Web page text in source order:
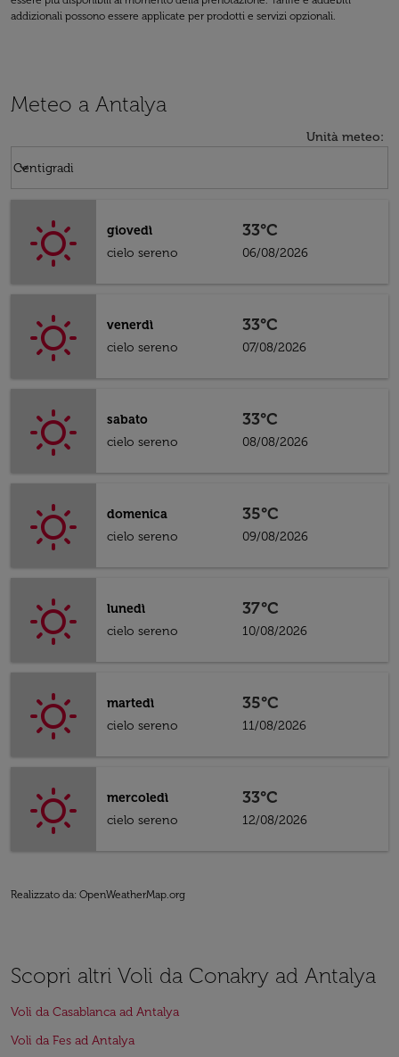
addizionali possono essere applicate per prodotti e servizi opzionali.
Meteo a Antalya
Unità meteo:
Centigradi
keyboard_arrow_down
giovedì
cielo sereno
33°C
06/08/2026
venerdì
cielo sereno
33°C
07/08/2026
sabato
cielo sereno
33°C
08/08/2026
domenica
cielo sereno
35°C
09/08/2026
lunedì
cielo sereno
37°C
10/08/2026
martedì
cielo sereno
35°C
11/08/2026
mercoledì
cielo sereno
33°C
12/08/2026
Realizzato da: OpenWeatherMap.org
Scopri altri Voli da Conakry ad Antalya
Voli da Casablanca ad Antalya
Voli da Fes ad Antalya